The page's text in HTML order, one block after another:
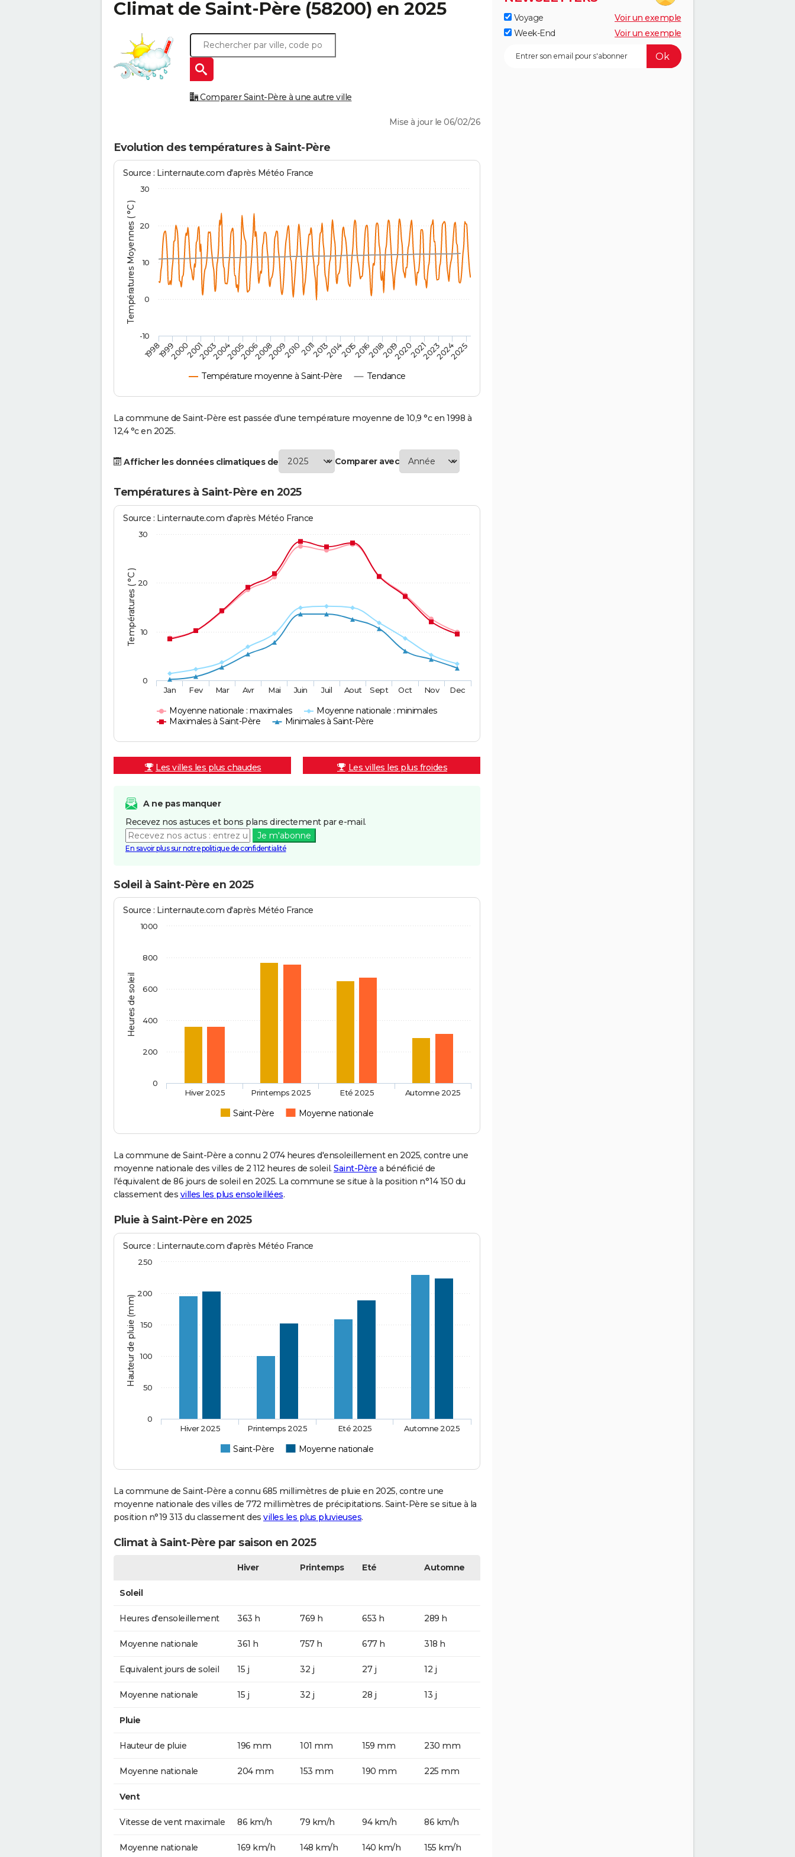
Climat de Saint-Père (58200) en 2025
Comparer Saint-Père à une autre ville
Mise à jour le 06/02/26
Evolution des températures à Saint-Père
Températures Moyennes ( °C )
Source : Linternaute.com d'après Météo France
Température moyenne à Saint-Père Tendance
1998 2014
199920002001200320042005200620082009201020112013 201520162018201920202021202320242025
0
10
20
-10
30
La commune de Saint-Père est passée d'une température moyenne de 10,9 °c en 1998 à
12,4 °c en 2025.
Afficher les données climatiques de Comparer avec
Températures à Saint-Père en 2025
Températures ( °C )
Source : Linternaute.com d'après Météo France
Moyenne nationale : maximales
Moyenne nationale : minimales
Maximales à Saint-Père
Minimales à Saint-Père
Jan Fev Mar Avr Mai Juin Juil Aout Sept Oct Nov Dec
0
10
20
30
Les villes les plus chaudes Les villes les plus froides
A ne pas manquer
Recevez nos astuces et bons plans directement par e-mail.
Je m'abonne
En savoir plus sur notre politique de confidentialité
Soleil à Saint-Père en 2025
Heures de soleil
Source : Linternaute.com d'après Météo France
Saint-Père Moyenne nationale
Hiver 2025 Printemps 2025 Eté 2025 Automne 2025
0
200
400
600
800
1000
La commune de Saint-Père a connu 2 074 heures d'ensoleillement en 2025, contre une
moyenne nationale des villes de 2 112 heures de soleil. Saint-Père a bénéficié de
l'équivalent de 86 jours de soleil en 2025. La commune se situe à la position n°14 150 du
classement des villes les plus ensoleillées.
Pluie à Saint-Père en 2025
Hauteur de pluie (mm)
Source : Linternaute.com d'après Météo France
Saint-Père Moyenne nationale
Hiver 2025 Printemps 2025 Eté 2025 Automne 2025
0
50
100
150
200
250
La commune de Saint-Père a connu 685 millimètres de pluie en 2025, contre une
moyenne nationale des villes de 772 millimètres de précipitations. Saint-Père se situe à la
position n°19 313 du classement des villes les plus pluvieuses.
Climat à Saint-Père par saison en 2025
Hiver Printemps Eté Automne
Soleil
Heures d'ensoleillement 363 h 769 h 653 h 289 h
Moyenne nationale 361 h 757 h 677 h 318 h
Equivalent jours de soleil 15 j 32 j 27 j 12 j
Moyenne nationale 15 j 32 j 28 j 13 j
Pluie
Hauteur de pluie 196 mm 101 mm 159 mm 230 mm
Moyenne nationale 204 mm 153 mm 190 mm 225 mm
Vent
Vitesse de vent maximale 86 km/h 79 km/h 94 km/h 86 km/h
Moyenne nationale 169 km/h 148 km/h 140 km/h 155 km/h
Voyage
Voir un exemple
Week-End
Voir un exemple